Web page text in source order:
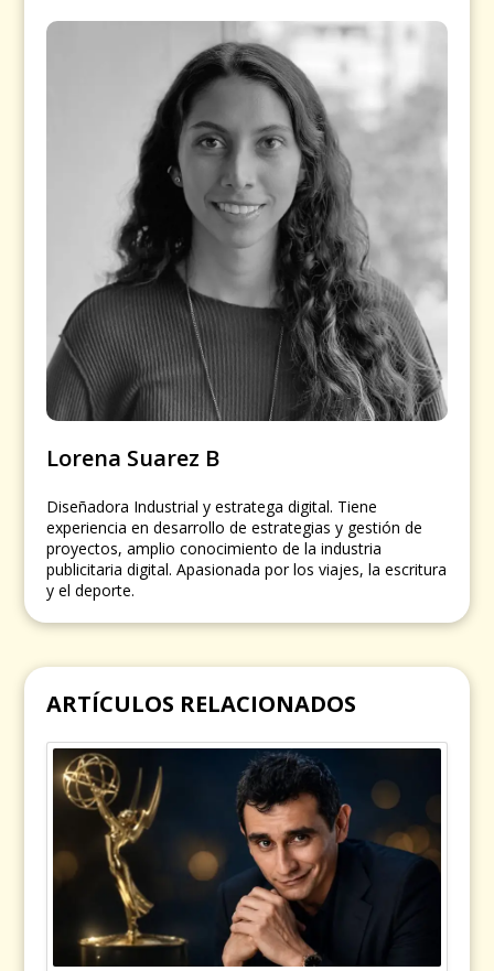
Lorena Suarez B
Diseñadora Industrial y estratega digital. Tiene
experiencia en desarrollo de estrategias y gestión de
proyectos, amplio conocimiento de la industria
publicitaria digital. Apasionada por los viajes, la escritura
y el deporte.
ARTÍCULOS RELACIONADOS